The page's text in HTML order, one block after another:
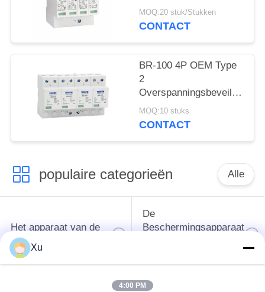
Overspanningsarrestor
bliksemarrestor
SPD AC DC
Overspanningsbescherming
spd
MOQ:20 stuk/Stukken
CONTACT
BR-100 4P OEM Type
2
Overspanningsbeveiliging
385v
overspanningsbeveiliging
MOQ:10 stuks
CONTACT
populaire categorieën Alle
Het apparaat van de
schommelingsbescherming
De
Beschermingsapparaat
Xu
4:00 PM